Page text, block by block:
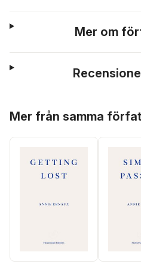
Mer om
Mer från samma